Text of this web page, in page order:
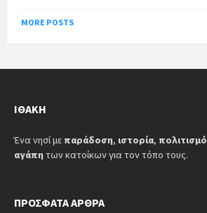
MORE POSTS
ΙΘΆΚΗ
Ένα νησί με παράδοση, ιστορία, πολιτισμό
αγάπη των κατοίκων για τον τόπο τους.
ΠΡΌΣΦΑΤΑ ΆΡΘΡΑ